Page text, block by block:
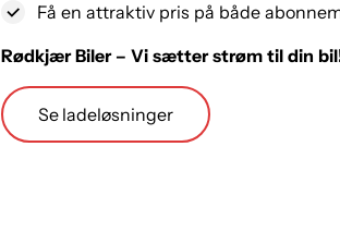
Få en attraktiv pris på både
Rødkjær Biler – Vi sætter strøm til din
Se ladeløsninger